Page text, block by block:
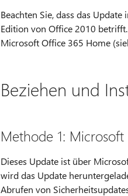
Beachten Sie, dass das
Edition von Office 2010
Microsoft Office 365 Home
Beziehen und
Methode 1:
Dieses Update ist über
wird das Update
Abrufen von